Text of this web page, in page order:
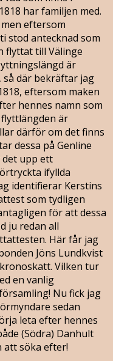
har familjen med.
eftersom
stod antecknad som
flyttat till Välinge
är
där bekräftar jag
eftersom maken
hennes namn som
är
därför om det finns
dessa på Genline
det upp ett
ifyllda
identifierar Kerstins
som tydligen
för att dessa
ju redan all
Här får jag
Jöns Lundkvist
Vilken tur
en vanlig
Nu fick jag
sedan
leta efter hennes
(Södra) Danhult
att söka efter!